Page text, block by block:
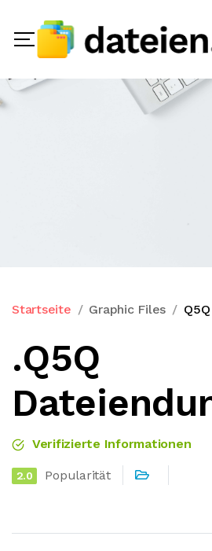
Startseite Graphic Files
.Q5Q
Verifizierte Informationen
2.0 Popularität